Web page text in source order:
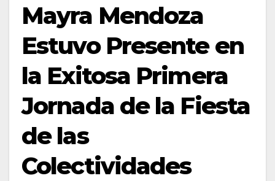
Mayra Mendoza
Estuvo Presente en
la Exitosa Primera
Jornada de la Fiesta
de las
Colectividades